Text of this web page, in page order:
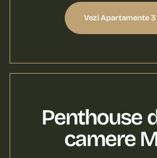
Vezi Apartamente
Penthouse
camere